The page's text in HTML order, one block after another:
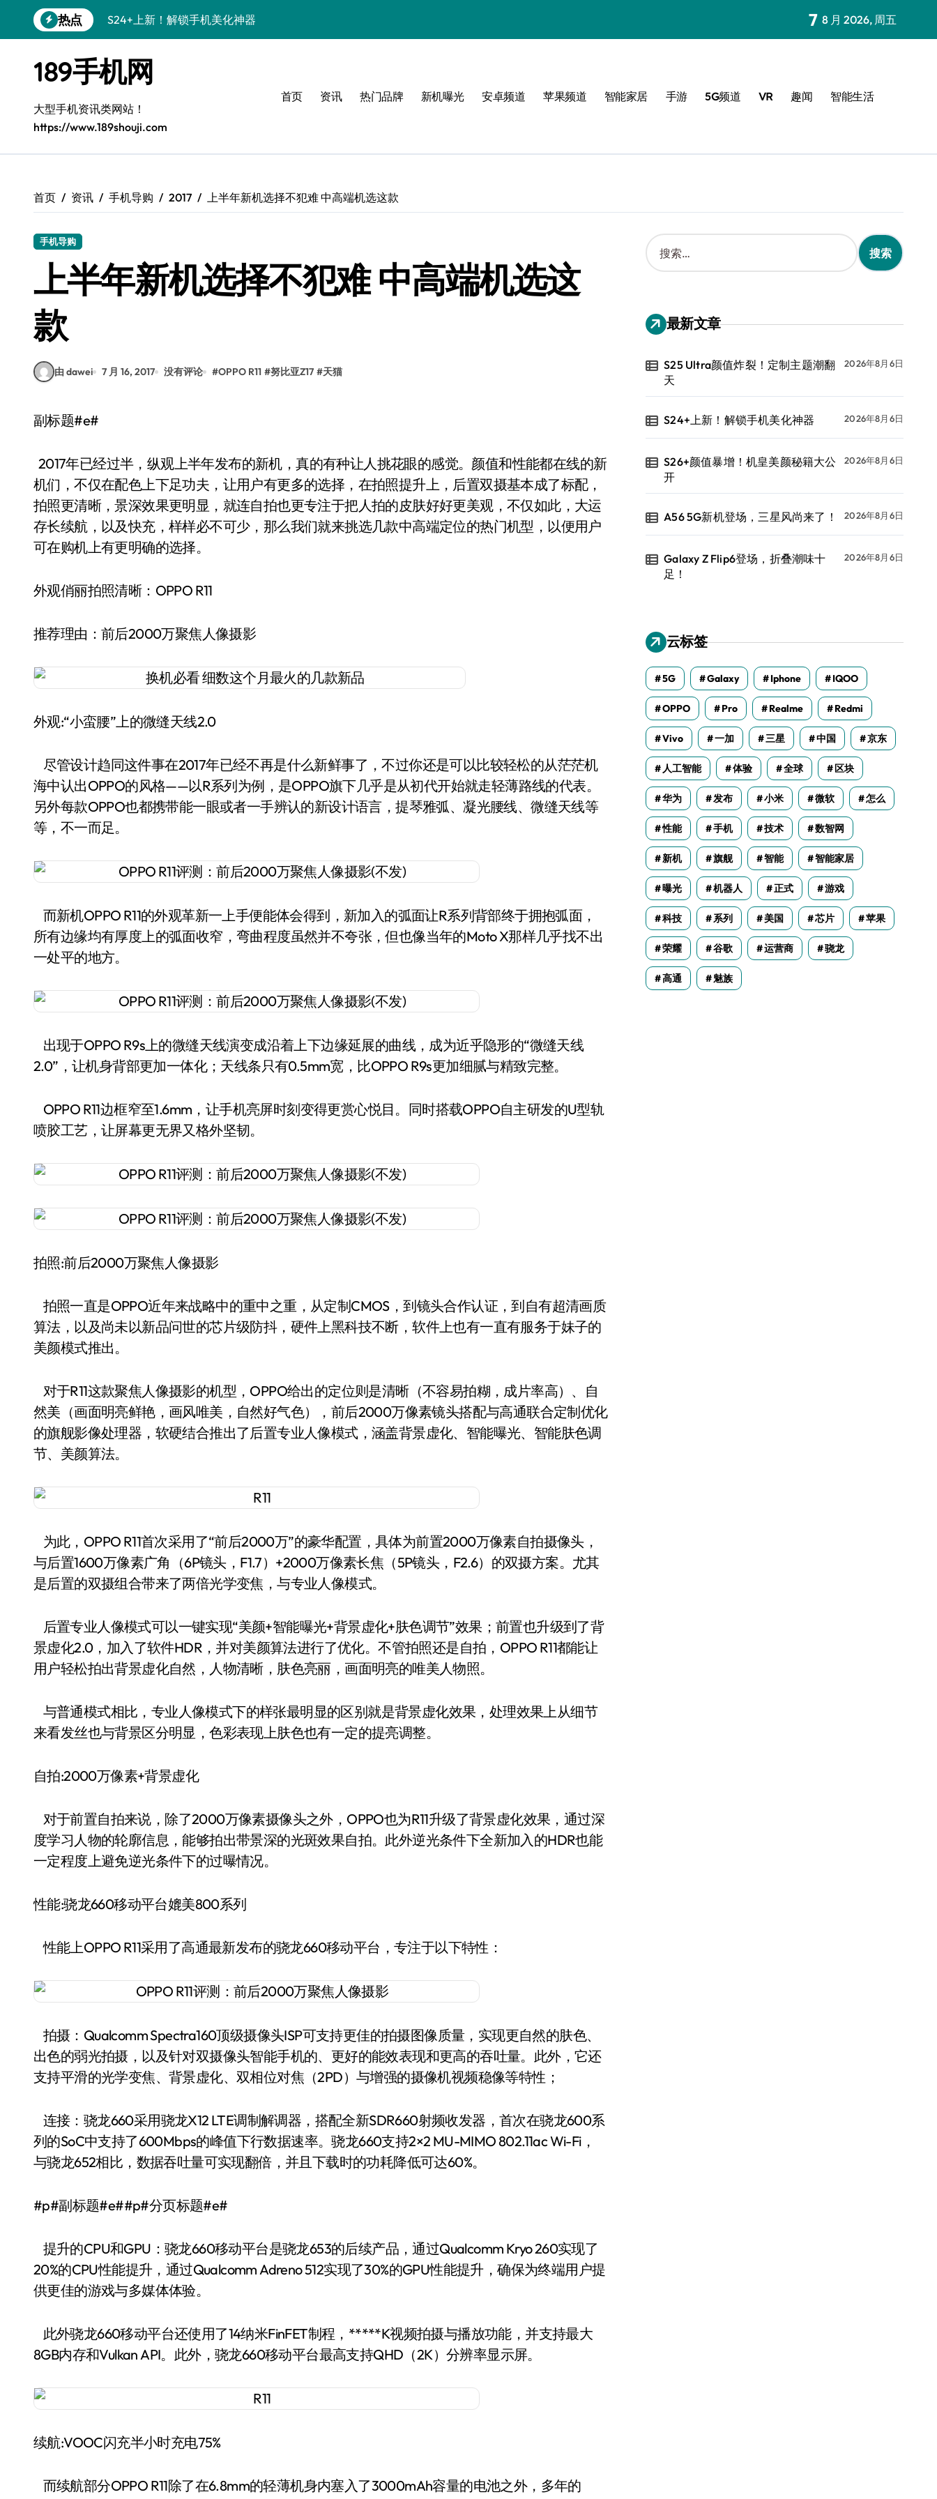
到
热点
S24+上新！解锁手机美化神器
A56 5G新机登场，三星风尚来了！
Galaxy Z Flip6登场，折叠潮味十足！
三星S26上手必学：个性化美化全攻略
S25美化秘籍：个性潮玩，炫酷一机搞定！
Galaxy C55 5G登场，颜值巅峰来了！
S25 Ultra颜值炸裂！定制主题潮翻天
7 8 月 2026, 周五
189手机网
大型手机资讯类网站！
https://www.189shouji.com
首页 资讯 热门品牌 新机曝光 安卓频道 苹果频道 智能家居 手游 5G频道 VR 趣闻 智能生活
首页 资讯 手机导购 2017 上半年新机选择不犯难 中高端机选这款
手机导购
上半年新机选择不犯难 中高端机选这
款
由 dawei 7 月 16, 2017 没有评论 #OPPO R11 #努比亚Z17 #天猫
副标题#e#
2017年已经过半，纵观上半年发布的新机，真的有种让人挑花眼的感觉。颜值和性能都在线的新
机们，不仅在配色上下足功夫，让用户有更多的选择，在拍照提升上，后置双摄基本成了标配，
拍照更清晰，景深效果更明显，就连自拍也更专注于把人拍的皮肤好好更美观，不仅如此，大运
存长续航，以及快充，样样必不可少，那么我们就来挑选几款中高端定位的热门机型，以便用户
可在购机上有更明确的选择。
外观俏丽拍照清晰：OPPO R11
推荐理由：前后2000万聚焦人像摄影
外观:“小蛮腰”上的微缝天线2.0
尽管设计趋同这件事在2017年已经不再是什么新鲜事了，不过你还是可以比较轻松的从茫茫机
海中认出OPPO的风格——以R系列为例，是OPPO旗下几乎是从初代开始就走轻薄路线的代表。
另外每款OPPO也都携带能一眼或者一手辨认的新设计语言，提琴雅弧、凝光腰线、微缝天线等
等，不一而足。
而新机OPPO R11的外观革新一上手便能体会得到，新加入的弧面让R系列背部终于拥抱弧面，
所有边缘均有厚度上的弧面收窄，弯曲程度虽然并不夸张，但也像当年的Moto X那样几乎找不出
一处平的地方。
出现于OPPO R9s上的微缝天线演变成沿着上下边缘延展的曲线，成为近乎隐形的“微缝天线
2.0”，让机身背部更加一体化；天线条只有0.5mm宽，比OPPO R9s更加细腻与精致完整。
OPPO R11边框窄至1.6mm，让手机亮屏时刻变得更赏心悦目。同时搭载OPPO自主研发的U型轨
喷胶工艺，让屏幕更无界又格外坚韧。
拍照:前后2000万聚焦人像摄影
拍照一直是OPPO近年来战略中的重中之重，从定制CMOS，到镜头合作认证，到自有超清画质
算法，以及尚未以新品问世的芯片级防抖，硬件上黑科技不断，软件上也有一直有服务于妹子的
美颜模式推出。
对于R11这款聚焦人像摄影的机型，OPPO给出的定位则是清晰（不容易拍糊，成片率高）、自
然美（画面明亮鲜艳，画风唯美，自然好气色），前后2000万像素镜头搭配与高通联合定制优化
的旗舰影像处理器，软硬结合推出了后置专业人像模式，涵盖背景虚化、智能曝光、智能肤色调
节、美颜算法。
为此，OPPO R11首次采用了“前后2000万”的豪华配置，具体为前置2000万像素自拍摄像头，
与后置1600万像素广角（6P镜头，F1.7）+2000万像素长焦（5P镜头，F2.6）的双摄方案。尤其
是后置的双摄组合带来了两倍光学变焦，与专业人像模式。
后置专业人像模式可以一键实现“美颜+智能曝光+背景虚化+肤色调节”效果；前置也升级到了背
景虚化2.0，加入了软件HDR，并对美颜算法进行了优化。不管拍照还是自拍，OPPO R11都能让
用户轻松拍出背景虚化自然，人物清晰，肤色亮丽，画面明亮的唯美人物照。
与普通模式相比，专业人像模式下的样张最明显的区别就是背景虚化效果，处理效果上从细节
来看发丝也与背景区分明显，色彩表现上肤色也有一定的提亮调整。
自拍:2000万像素+背景虚化
对于前置自拍来说，除了2000万像素摄像头之外，OPPO也为R11升级了背景虚化效果，通过深
度学习人物的轮廓信息，能够拍出带景深的光斑效果自拍。此外逆光条件下全新加入的HDR也能
一定程度上避免逆光条件下的过曝情况。
性能:骁龙660移动平台媲美800系列
性能上OPPO R11采用了高通最新发布的骁龙660移动平台，专注于以下特性：
拍摄：Qualcomm Spectra160顶级摄像头ISP可支持更佳的拍摄图像质量，实现更自然的肤色、
出色的弱光拍摄，以及针对双摄像头智能手机的、更好的能效表现和更高的吞吐量。此外，它还
支持平滑的光学变焦、背景虚化、双相位对焦（2PD）与增强的摄像机视频稳像等特性；
连接：骁龙660采用骁龙X12 LTE调制解调器，搭配全新SDR660射频收发器，首次在骁龙600系
列的SoC中支持了600Mbps的峰值下行数据速率。骁龙660支持2×2 MU-MIMO 802.11ac Wi-Fi，
与骁龙652相比，数据吞吐量可实现翻倍，并且下载时的功耗降低可达60%。
#p#副标题#e##p#分页标题#e#
提升的CPU和GPU：骁龙660移动平台是骁龙653的后续产品，通过Qualcomm Kryo 260实现了
20%的CPU性能提升，通过Qualcomm Adreno 512实现了30%的GPU性能提升，确保为终端用户提
供更佳的游戏与多媒体体验。
此外骁龙660移动平台还使用了14纳米FinFET制程，*****K视频拍摄与播放功能，并支持最大
8GB内存和Vulkan API。此外，骁龙660移动平台最高支持QHD（2K）分辨率显示屏。
续航:VOOC闪充半小时充电75%
而续航部分OPPO R11除了在6.8mm的轻薄机身内塞入了3000mAh容量的电池之外，多年的
搜
索
：
最新文章
S25 Ultra颜值炸裂！定制主题潮翻
天
2026年8月6日
S24+上新！解锁手机美化神器 2026年8月6日
S26+颜值暴增！机皇美颜秘籍大公
开
2026年8月6日
A56 5G新机登场，三星风尚来了！ 2026年8月6日
Galaxy Z Flip6登场，折叠潮味十
足！
2026年8月6日
云标签
5G Galaxy Iphone IQOO
OPPO Pro Realme Redmi
Vivo 一加 三星 中国 京东
人工智能 体验 全球 区块
华为 发布 小米 微软 怎么
性能 手机 技术 数智网
新机 旗舰 智能 智能家居
曝光 机器人 正式 游戏
科技 系列 美国 芯片 苹果
荣耀 谷歌 运营商 骁龙
高通 魅族